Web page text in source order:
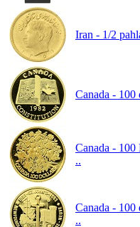
Iran - 1/2
Canada -
Canada -
..
Canada -
..